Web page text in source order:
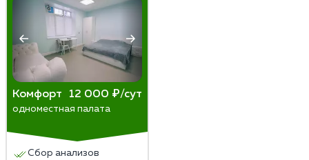
Комфорт 12 000 ₽/сут
одноместная палата
Сбор анализов